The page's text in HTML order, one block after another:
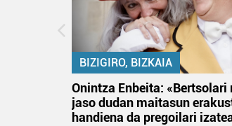
BIZIGIRO, BIZKAIA
Onintza Enbeita: «Bertsolari
jaso dudan maitasun
handiena da pregoilari